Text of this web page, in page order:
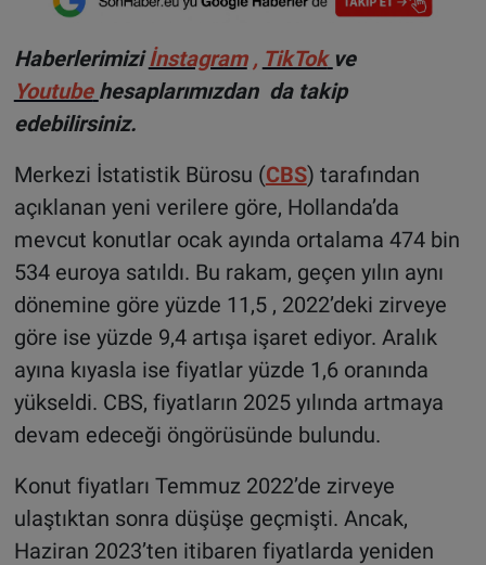
Haberlerimiziİnstagram , TikTok ve
Youtube hesaplarımızdan da takip
edebilirsiniz.
Merkezi İstatistik Bürosu (CBS) tarafından
açıklanan yeni verilere göre, Hollanda’da
mevcut konutlar ocak ayında ortalama 474 bin
534 euroya satıldı. Bu rakam, geçen yılın aynı
dönemine göre yüzde 11,5 , 2022’deki zirveye
göre ise yüzde 9,4 artışa işaret ediyor. Aralık
ayına kıyasla ise fiyatlar yüzde 1,6 oranında
yükseldi. CBS, fiyatların 2025 yılında artmaya
devam edeceği öngörüsünde bulundu.
Konut fiyatları Temmuz 2022’de zirveye
ulaştıktan sonra düşüşe geçmişti. Ancak,
Haziran 2023’ten itibaren fiyatlarda yeniden